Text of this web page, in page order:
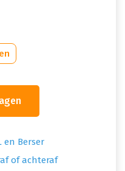
en Berser
of achteraf